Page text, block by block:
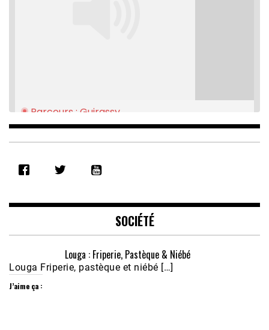
RSS FEED
EMBED
Parcours : Guirassy
Feb 16, 2021 • 28:08
SOCIÉTÉ
Louga : Friperie, Pastèque & Niébé
Louga Friperie, pastèque et niébé […]
J’aime ça :